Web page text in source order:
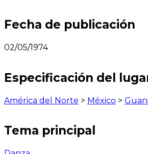
Fecha de publicación
02/05/1974
Especificación del
América del Norte > México >
Tema principal